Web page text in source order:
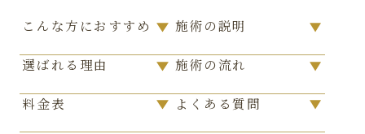
こんな方におすすめ 施術の説明
選ばれる理由 施術の流れ
料金表 よくある質問